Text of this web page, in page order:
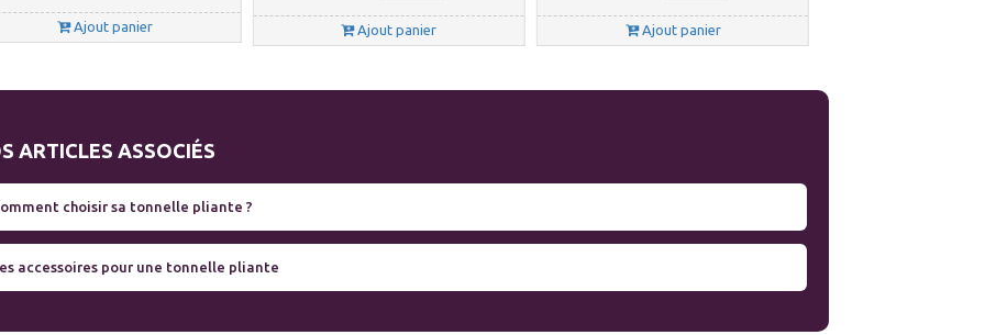
Ajout panier Ajout panier Ajout panier
ARTICLES ASSOCIÉS
choisir sa tonnelle pliante ?
accessoires pour une tonnelle pliante